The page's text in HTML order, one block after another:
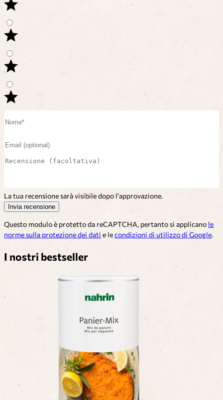
La tua recensione sarà visibile dopo l'approvazione.
Invia recensione
Questo modulo è protetto da reCAPTCHA, pertanto si applicano le
norme sulla protezione dei dati e lecondizioni di utilizzo di Google.
I nostri bestseller